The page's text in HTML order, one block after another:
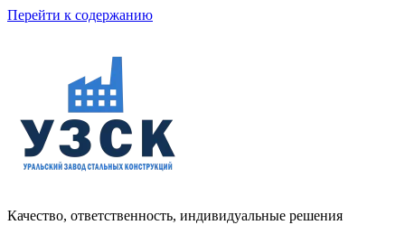
Перейти к содержанию
Качество, ответственность, индивидуальные решения